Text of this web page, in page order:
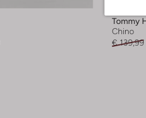
Tommy
Chino
€ 139,99